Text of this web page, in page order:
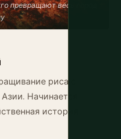
превращают весь город
риса с
Начинается
история